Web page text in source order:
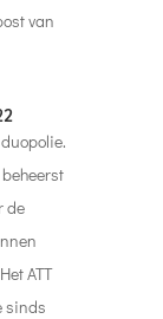
van
de
ATT
sinds